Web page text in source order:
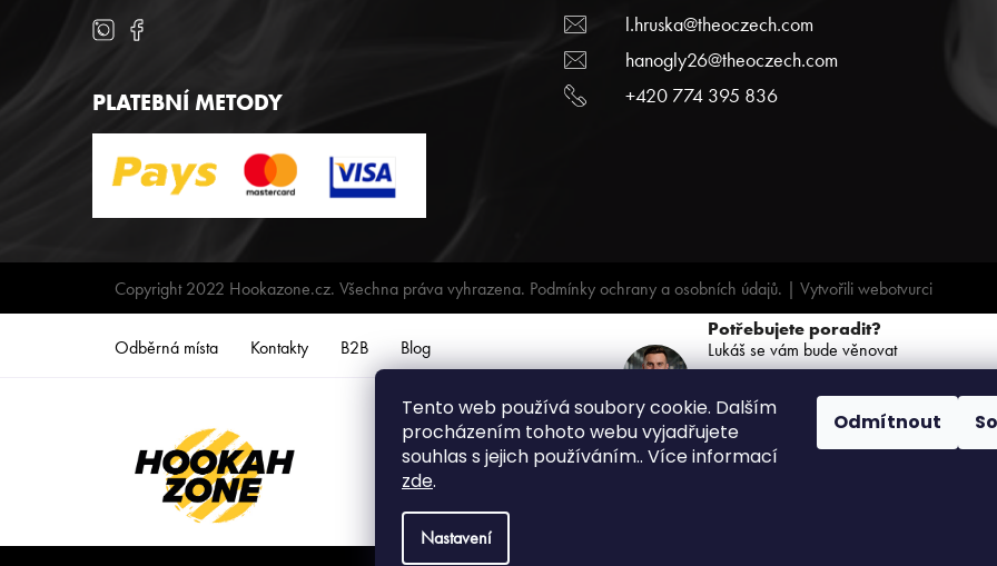
Tento web používá soubory cookie. Dalším
procházením tohoto webu vyjadřujete
souhlas s jejich používáním.. Více informací
zde.
Nastavení
Odmítnout
PLATEBNÍ METODY
l.hruska@theoczech.com
hanogly26@theoczech.com
+420 774 395 836
Copyright 2022 Hookazone.cz. Všechna práva vyhrazena. Podmínky ochrany a osobních údajů. | Vytvořiliwebotvurci
Odběrná místa Kontakty B2B Blog
Potřebujete poradit?
Lukáš se vám bude věnovat
(PO-PÁ: 8:00 - 16:00)